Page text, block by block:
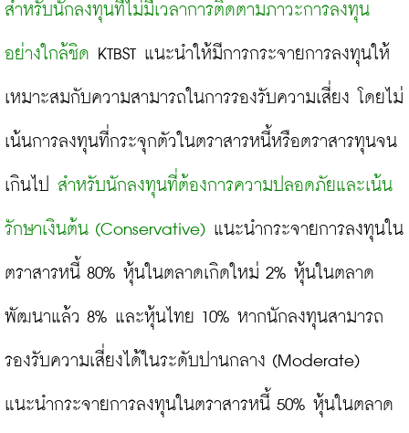
สำหรับนักลงทุนที่ไม่มีเวลาการติดตามภาวะการลงทุน
อย่างใกล้ชิด KTBST แนะนำให้มีการกระจายการลงทุนให้
เหมาะสมกับความสามารถในการรองรับความเสี่ยง โดยไม่
เน้นการลงทุนที่กระจุกตัวในตราสารหนี้หรือตราสารทุนจน
เกินไป สำหรับนักลงทุนที่ต้องการความปลอดภัยและเน้น
รักษาเงินต้น (Conservative) แนะนำกระจายการลงทุนใน
ตราสารหนี้ 80% หุ้นในตลาดเกิดใหม่ 2% หุ้นในตลาด
พัฒนาแล้ว 8% และหุ้นไทย 10% หากนักลงทุนสามารถ
รองรับความเสี่ยงได้ในระดับปานกลาง (Moderate)
แนะนำกระจายการลงทุนในตราสารหนี้ 50% หุ้นในตลาด